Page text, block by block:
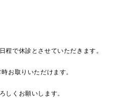
程で休診とさせていただきます。
お取りいただけます。
しくお願いします。